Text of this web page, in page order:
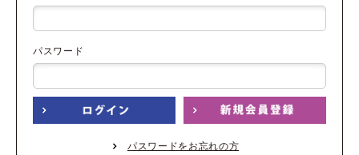
パスワード
パスワードをお忘れの方